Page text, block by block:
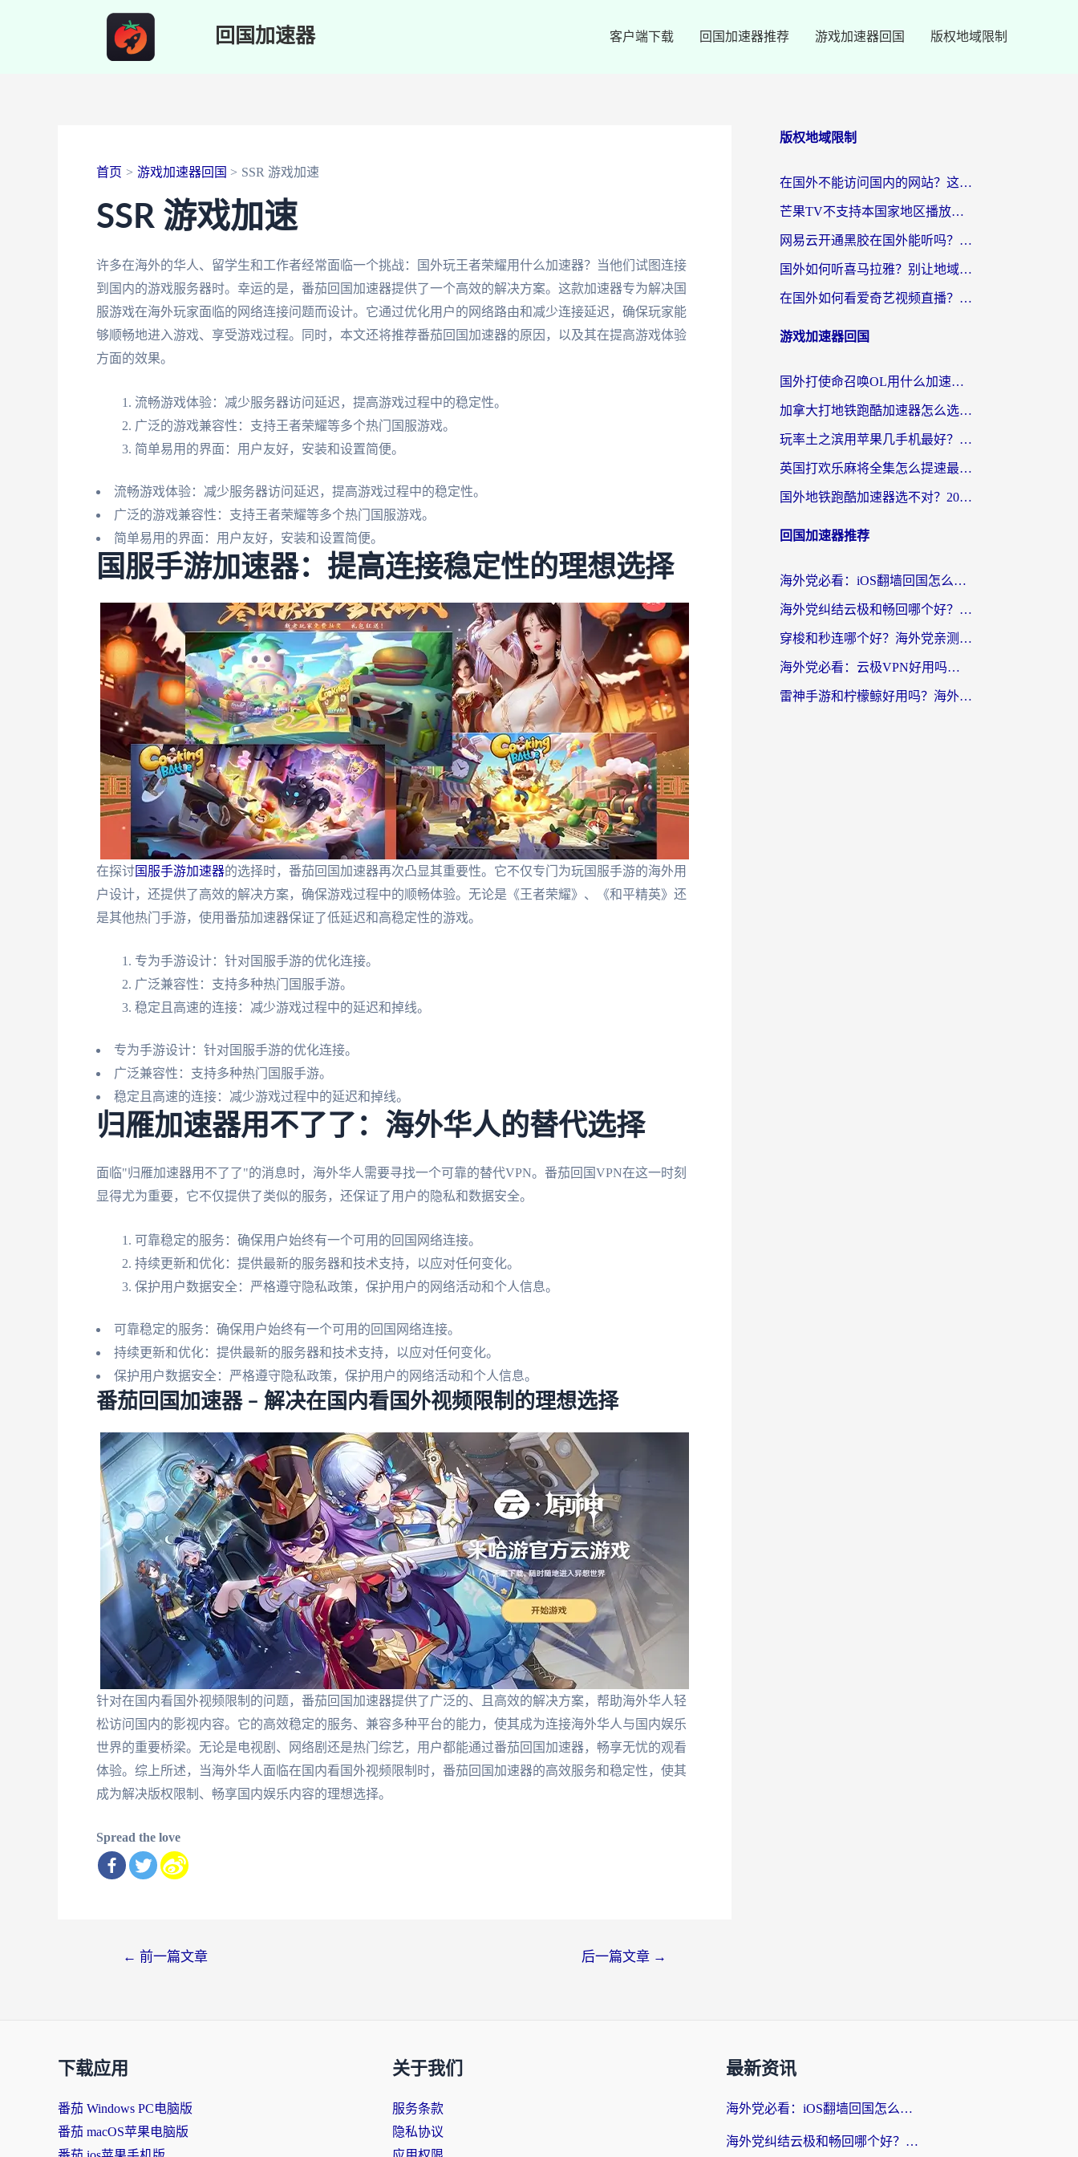
回国加速器 客户端下载 回国加速器推荐 游戏加速器回国 版权地域限制
首页 游戏加速器回国 SSR 游戏加速
SSR 游戏加速
许多在海外的华人、留学生和工作者经常面临一个挑战：国外玩王者荣耀用什么加速器？当他们试图连接
到国内的游戏服务器时。幸运的是，番茄回国加速器提供了一个高效的解决方案。这款加速器专为解决国
服游戏在海外玩家面临的网络连接问题而设计。它通过优化用户的网络路由和减少连接延迟，确保玩家能
够顺畅地进入游戏、享受游戏过程。同时，本文还将推荐番茄回国加速器的原因，以及其在提高游戏体验
方面的效果。
流畅游戏体验：减少服务器访问延迟，提高游戏过程中的稳定性。
广泛的游戏兼容性：支持王者荣耀等多个热门国服游戏。
简单易用的界面：用户友好，安装和设置简便。
流畅游戏体验：减少服务器访问延迟，提高游戏过程中的稳定性。
广泛的游戏兼容性：支持王者荣耀等多个热门国服游戏。
简单易用的界面：用户友好，安装和设置简便。
国服手游加速器：提高连接稳定性的理想选择
在探讨国服手游加速器的选择时，番茄回国加速器再次凸显其重要性。它不仅专门为玩国服手游的海外用
户设计，还提供了高效的解决方案，确保游戏过程中的顺畅体验。无论是《王者荣耀》、《和平精英》还
是其他热门手游，使用番茄加速器保证了低延迟和高稳定性的游戏。
专为手游设计：针对国服手游的优化连接。
广泛兼容性：支持多种热门国服手游。
稳定且高速的连接：减少游戏过程中的延迟和掉线。
专为手游设计：针对国服手游的优化连接。
广泛兼容性：支持多种热门国服手游。
稳定且高速的连接：减少游戏过程中的延迟和掉线。
归雁加速器用不了了：海外华人的替代选择
面临"归雁加速器用不了了"的消息时，海外华人需要寻找一个可靠的替代VPN。番茄回国VPN在这一时刻
显得尤为重要，它不仅提供了类似的服务，还保证了用户的隐私和数据安全。
可靠稳定的服务：确保用户始终有一个可用的回国网络连接。
持续更新和优化：提供最新的服务器和技术支持，以应对任何变化。
保护用户数据安全：严格遵守隐私政策，保护用户的网络活动和个人信息。
可靠稳定的服务：确保用户始终有一个可用的回国网络连接。
持续更新和优化：提供最新的服务器和技术支持，以应对任何变化。
保护用户数据安全：严格遵守隐私政策，保护用户的网络活动和个人信息。
番茄回国加速器 – 解决在国内看国外视频限制的理想选择
针对在国内看国外视频限制的问题，番茄回国加速器提供了广泛的、且高效的解决方案，帮助海外华人轻
松访问国内的影视内容。它的高效稳定的服务、兼容多种平台的能力，使其成为连接海外华人与国内娱乐
世界的重要桥梁。无论是电视剧、网络剧还是热门综艺，用户都能通过番茄回国加速器，畅享无忧的观看
体验。综上所述，当海外华人面临在国内看国外视频限制时，番茄回国加速器的高效服务和稳定性，使其
成为解决版权限制、畅享国内娱乐内容的理想选择。
Spread the love
← 前一篇文章 后一篇文章 →
版权地域限制
在国外不能访问国内的网站？这篇攻略帮你无缝连接家乡资源
芒果TV不支持本国家地区播放该怎么解决？海外党追剧看片的终极指南
网易云开通黑胶在国外能听吗？海外党亲测有效的回国听音乐方案
国外如何听喜马拉雅？别让地域限制，断了你的中文声音陪伴
在国外如何看爱奇艺视频直播？海外党亲测有效的回国加速器指南
游戏加速器回国
国外打使命召唤OL用什么加速器最好？海外玩家国服畅玩全攻略（附小众游戏加速技巧）
加拿大打地铁跑酷加速器怎么选？2026海外玩家实测指南（附王国纪元保卫萝卜3加速技巧）
玩率土之滨用苹果几手机最好？海外党必看的国服游戏加速+设备选择指南
英国打欢乐麻将全集怎么提速最快？海外党亲测有效的国服游戏加速指南
国外地铁跑酷加速器选不对？2026海外玩家必看的国服游戏加速全攻略
回国加速器推荐
海外党必看：iOS翻墙回国怎么选？一篇搞定无缝访问国内资源
海外党纠结云极和畅回哪个好？一篇讲透回国加速器怎么选（附避坑指南）
穿梭和秒连哪个好？海外党亲测3款回国加速器，教你在国外正常浏览国内网站
海外党必看：云极VPN好用吗？和GoLinkVPN对比哪个回国效果更好？附真实体验指南
雷神手游和柠檬鲸好用吗？海外党亲测3款回国加速器，教你避开破解VPN坑
下载应用
番茄 Windows PC电脑版
番茄 macOS苹果电脑版
关于我们
服务条款
隐私协议
最新资讯
海外党必看：iOS翻墙回国怎么选？一篇搞定无缝访问国内资源
海外党纠结云极和畅回哪个好？一篇讲透回国加速器怎么选（附避坑指南）